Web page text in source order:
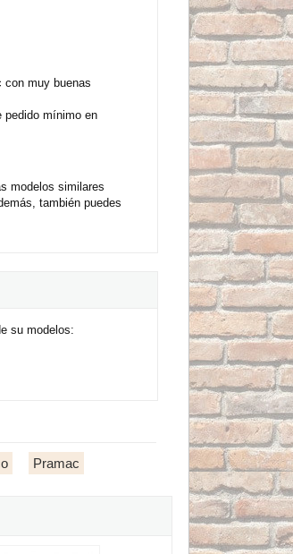
con muy buenas
pedido mínimo en
modelos similares
también puedes
su modelos:
Pramac
Diésel - Generador Eléctrico Monofásico